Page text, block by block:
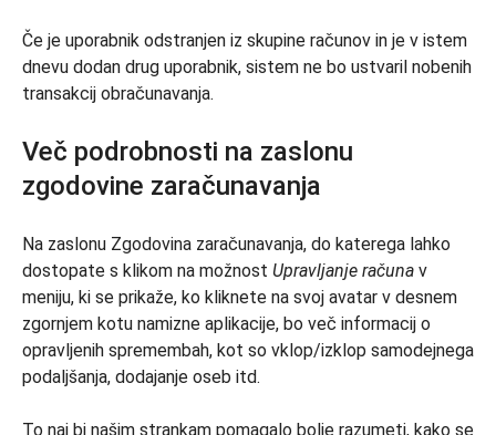
Če je uporabnik odstranjen iz skupine računov in je v istem
dnevu dodan drug uporabnik, sistem ne bo ustvaril nobenih
transakcij obračunavanja.
Več podrobnosti na zaslonu
zgodovine zaračunavanja
Na zaslonu Zgodovina zaračunavanja, do katerega lahko
dostopate s klikom na možnost Upravljanje računa v
meniju, ki se prikaže, ko kliknete na svoj avatar v desnem
zgornjem kotu namizne aplikacije, bo več informacij o
opravljenih spremembah, kot so vklop/izklop samodejnega
podaljšanja, dodajanje oseb itd.
To naj bi našim strankam pomagalo bolje razumeti, kako se